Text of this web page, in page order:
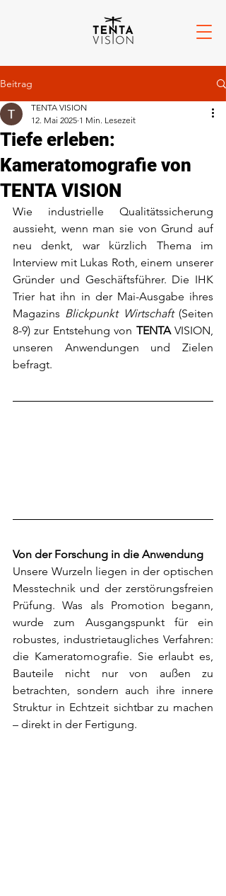
Beitrag
Tiefe erleben:
Kameratomografie von
TENTA VISION
TENTA VISION
12. Mai 2025 1 Min. Lesezeit
Wie industrielle Qualitätssicherung
aussieht, wenn man sie von Grund auf
neu denkt, war kürzlich Thema im
Interview mit Lukas Roth, einem unserer
Gründer und Geschäftsführer. Die IHK
Trier hat ihn in der Mai-Ausgabe ihres
Magazins Blickpunkt Wirtschaft (Seiten
8-9) zur Entstehung von TENTA VISION,
unseren Anwendungen und Zielen
befragt.
Von der Forschung in die Anwendung
Unsere Wurzeln liegen in der optischen
Messtechnik und der zerstörungsfreien
Prüfung. Was als Promotion begann,
wurde zum Ausgangspunkt für ein
robustes, industrietaugliches Verfahren:
die Kameratomografie. Sie erlaubt es,
Bauteile nicht nur von außen zu
betrachten, sondern auch ihre innere
Struktur in Echtzeit sichtbar zu machen
– direkt in der Fertigung.